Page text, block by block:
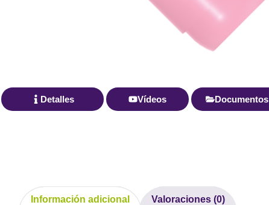
Detalles Vídeos Documentos
Información adicional Valoraciones (0)